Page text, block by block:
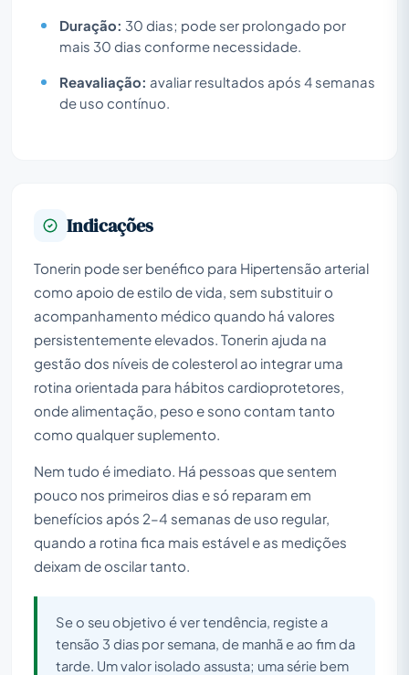
Duração: 30 dias; pode ser prolongado por
mais 30 dias conforme necessidade.
Reavaliação: avaliar resultados após 4 semanas
de uso contínuo.
Indicações
Tonerin pode ser benéfico para Hipertensão arterial
como apoio de estilo de vida, sem substituir o
acompanhamento médico quando há valores
persistentemente elevados. Tonerin ajuda na
gestão dos níveis de colesterol ao integrar uma
rotina orientada para hábitos cardioprotetores,
onde alimentação, peso e sono contam tanto
como qualquer suplemento.
Nem tudo é imediato. Há pessoas que sentem
pouco nos primeiros dias e só reparam em
benefícios após 2–4 semanas de uso regular,
quando a rotina fica mais estável e as medições
deixam de oscilar tanto.
Se o seu objetivo é ver tendência, registe a
tensão 3 dias por semana, de manhã e ao fim da
tarde. Um valor isolado assusta; uma série bem